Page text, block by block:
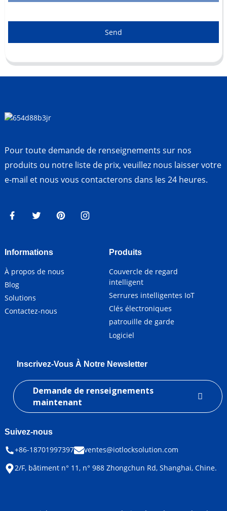
Send
Pour toute demande de renseignements sur nos
produits ou notre liste de prix, veuillez nous laisser votre
e-mail et nous vous contacterons dans les 24 heures.
Informations
À propos de nous
Blog
Solutions
Contactez-nous
Produits
Couvercle de regard
intelligent
Serrures intelligentes IoT
Clés électroniques
patrouille de garde
Logiciel
Inscrivez-Vous À Notre Newsletter
Demande de renseignements
maintenant
Suivez-nous
+86-18701997397
ventes@iotlocksolution.com
2/F, bâtiment n° 11, n° 988 Zhongchun Rd, Shanghai, Chine.